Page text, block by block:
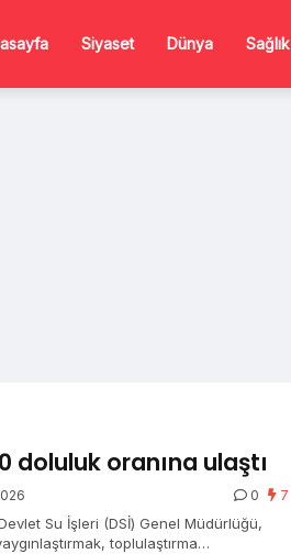
Siyaset Dünya Sağlık
doluluk oranına ulaştı
0 7
Su İşleri (DSİ) Genel Müdürlüğü,
toplulaştırma